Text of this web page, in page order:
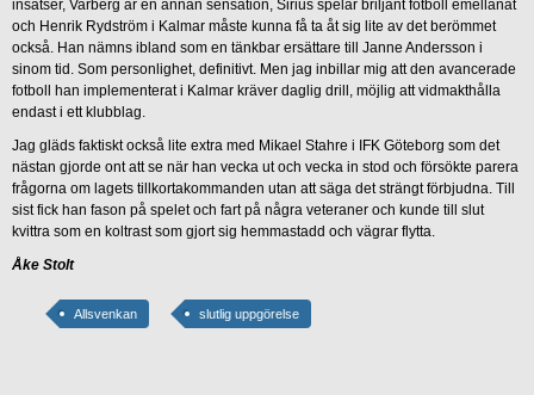
insatser, Varberg är en annan sensation, Sirius spelar briljant fotboll emellanåt
och Henrik Rydström i Kalmar måste kunna få ta åt sig lite av det berömmet
också. Han nämns ibland som en tänkbar ersättare till Janne Andersson i
sinom tid. Som personlighet, definitivt. Men jag inbillar mig att den avancerade
fotboll han implementerat i Kalmar kräver daglig drill, möjlig att vidmakthålla
endast i ett klubblag.
Jag gläds faktiskt också lite extra med Mikael Stahre i IFK Göteborg som det
nästan gjorde ont att se när han vecka ut och vecka in stod och försökte parera
frågorna om lagets tillkortakommanden utan att säga det strängt förbjudna. Till
sist fick han fason på spelet och fart på några veteraner och kunde till slut
kvittra som en koltrast som gjort sig hemmastadd och vägrar flytta.
Åke Stolt
Allsvenkan slutlig uppgörelse